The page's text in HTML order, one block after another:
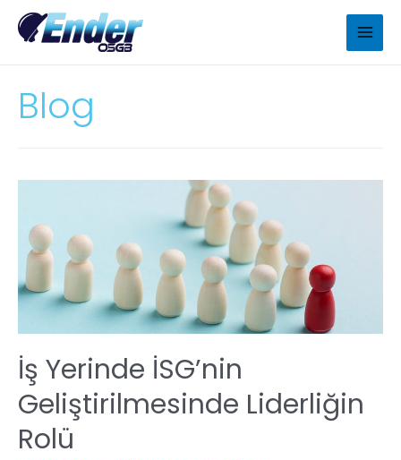
Blog
İş Yerinde İSG’nin
Geliştirilmesinde Liderliğin
Rolü